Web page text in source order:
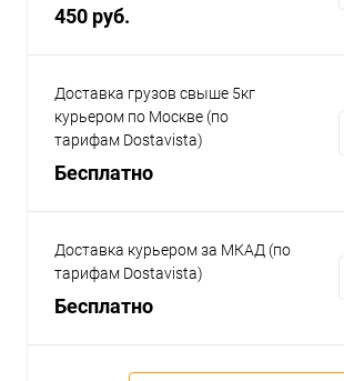
450 руб.
Доставка грузов свыше 5кг
курьером по Москве (по
тарифам Dostavista)
Бесплатно
Доставка курьером за МКАД (по
тарифам Dostavista)
Бесплатно